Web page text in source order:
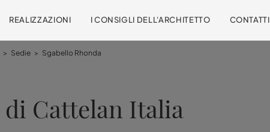
REALIZZAZIONI I CONSIGLI DELL'ARCHITETTO CONTATTI
> Sedie > Sgabello Rhonda
di Cattelan Italia